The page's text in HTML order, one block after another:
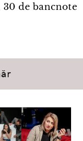
de bancnote